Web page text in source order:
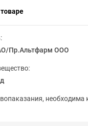
Пр.Альтфарм ООО
необходима